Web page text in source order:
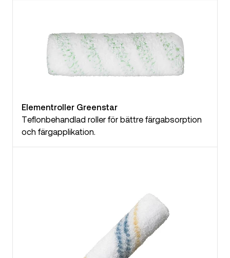
Elementroller Greenstar
Teflonbehandlad roller för bättre färgabsorption
och färgapplikation.